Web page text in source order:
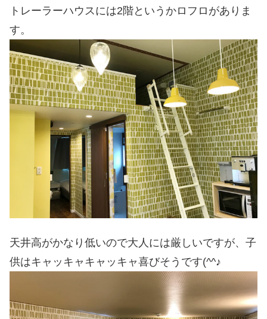
トレーラーハウスには2階というかロフロがありま
す。
天井高がかなり低いので大人には厳しいですが、子
供はキャッキャキャッキャ喜びそうです(^^♪